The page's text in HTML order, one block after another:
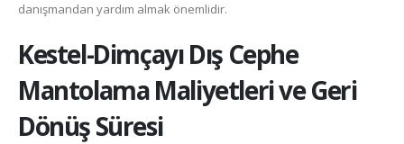
danışmandan yardım almak önemlidir.
Kestel-DimçayıDış Cephe
Mantolama Maliyetleri ve Geri
Dönüş Süresi